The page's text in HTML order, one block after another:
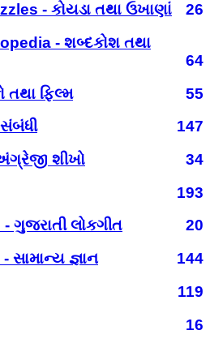
- કોયડા તથા ઉખાણાં
26
- શબ્દકોશ તથા
64
તથા ફિલ્મ
55
147
શીખો
34
193
ગુજરાતી લોકગીત
20
સામાન્ય જ્ઞાન
144
119
16